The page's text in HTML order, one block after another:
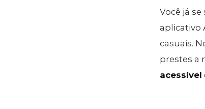
Você já
aplicativo
casuais.
prestes a
acessível